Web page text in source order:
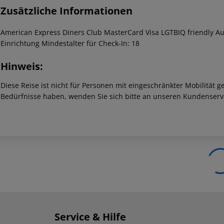
Zusätzliche Informationen
American Express Diners Club MasterCard Visa LGTBIQ friendly
Einrichtung Mindestalter für Check-In: 18
Hinweis:
Diese Reise ist nicht für Personen mit eingeschränkter Mobilität
Bedürfnisse haben, wenden Sie sich bitte an unseren
Service & Hilfe